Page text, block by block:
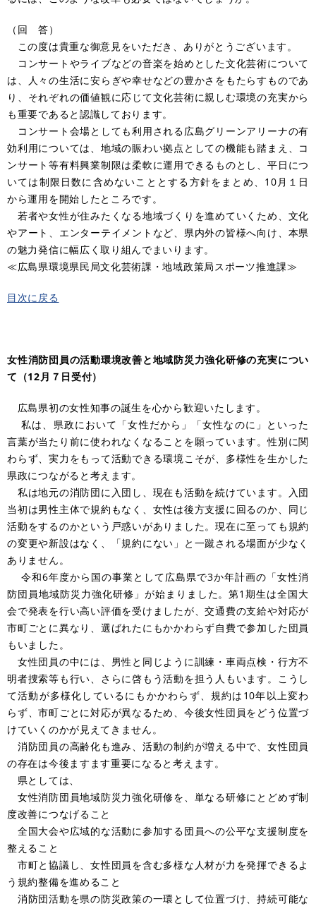
（回 答）
この度は貴重な御意見をいただき、ありがとうございます。
コンサートやライブなどの音楽を始めとした文化芸術について
は、人々の生活に安らぎや幸せなどの豊かさをもたらすものであ
り、それぞれの価値観に応じて文化芸術に親しむ環境の充実から
も重要であると認識しております。
コンサート会場としても利用される広島グリーンアリーナの有
効利用については、地域の賑わい拠点としての機能も踏まえ、コ
ンサート等有料興業制限は柔軟に運用できるものとし、平日につ
いては制限日数に含めないこととする方針をまとめ、10月１日
から運用を開始したところです。
若者や女性が住みたくなる地域づくりを進めていくため、文化
やアート、エンターテイメントなど、県内外の皆様へ向け、本県
の魅力発信に幅広く取り組んでまいります。
≪広島県環境県民局文化芸術課・地域政策局スポーツ推進課≫
目次に戻る
女性消防団員の活動環境改善と地域防災力強化研修の充実につい
て（12月７日受付）
広島県初の女性知事の誕生を心から歓迎いたします。
私は、県政において「女性だから」「女性なのに」といった
言葉が当たり前に使われなくなることを願っています。性別に関
わらず、実力をもって活動できる環境こそが、多様性を生かした
県政につながると考えます。
私は地元の消防団に入団し、現在も活動を続けています。入団
当初は男性主体で規約もなく、女性は後方支援に回るのか、同じ
活動をするのかという戸惑いがありました。現在に至っても規約
の変更や新設はなく、「規約にない」と一蹴される場面が少なく
ありません。
令和6年度から国の事業として広島県で3か年計画の「女性消
防団員地域防災力強化研修」が始まりました。第1期生は全国大
会で発表を行い高い評価を受けましたが、交通費の支給や対応が
市町ごとに異なり、選ばれたにもかかわらず自費で参加した団員
もいました。
女性団員の中には、男性と同じように訓練・車両点検・行方不
明者捜索等も行い、さらに啓もう活動を担う人もいます。こうし
て活動が多様化しているにもかかわらず、規約は10年以上変わ
らず、市町ごとに対応が異なるため、今後女性団員をどう位置づ
けていくのかが見えてきません。
消防団員の高齢化も進み、活動の制約が増える中で、女性団員
の存在は今後ますます重要になると考えます。
県としては、
女性消防団員地域防災力強化研修を、単なる研修にとどめず制
度改善につなげること
全国大会や広域的な活動に参加する団員への公平な支援制度を
整えること
市町と協議し、女性団員を含む多様な人材が力を発揮できるよ
う規約整備を進めること
消防団活動を県の防災政策の一環として位置づけ、持続可能な